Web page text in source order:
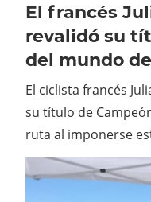
El francés
revalidó su
del mundo
El ciclista francés
su título de
ruta al imponerse